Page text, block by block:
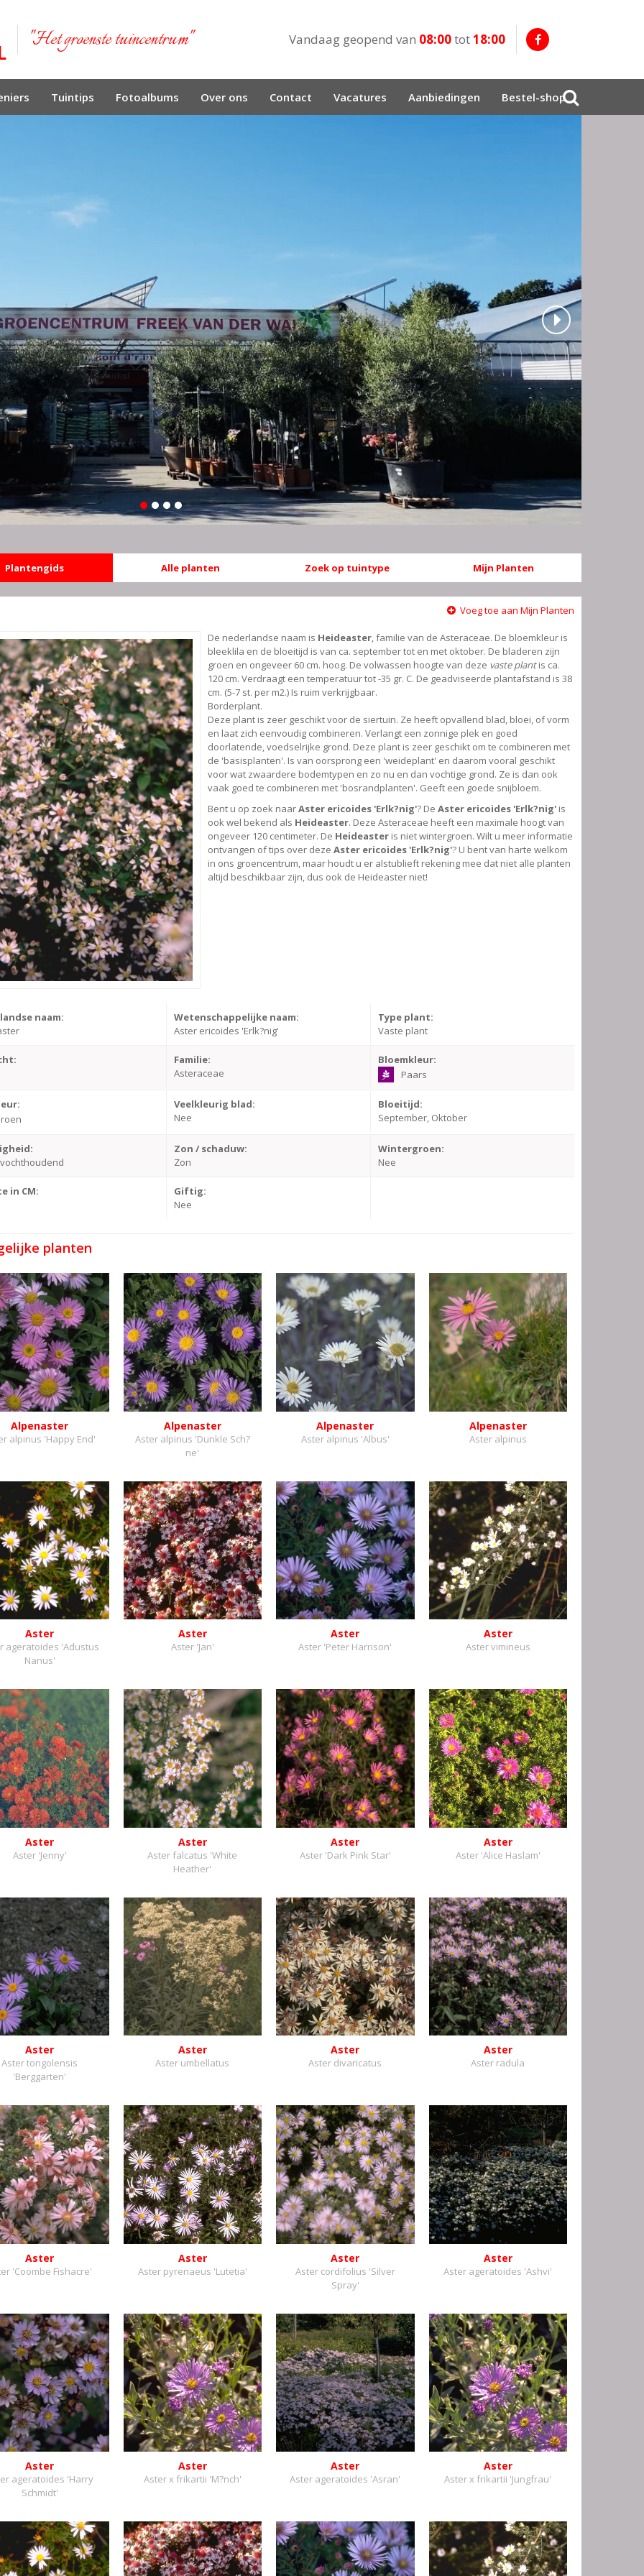
"Het groenste tuincentrum" Vandaag geopend van 08:00tot18:00
Tuintips Fotoalbums Over ons Contact Vacatures Aanbiedingen Bestel-shop
Plantengids Alle planten Zoek op tuintype Mijn Planten
Voeg toe aan Mijn Planten
De nederlandse naam is Heideaster, familie van de Asteraceae. De bloemkleur is
bleeklila en de bloeitijd is van ca. september tot en met oktober. De bladeren zijn
groen en ongeveer 60 cm. hoog. De volwassen hoogte van deze vaste plantis ca.
120 cm. Verdraagt een temperatuur tot -35 gr. C. De geadviseerde plantafstand is 38
cm. (5-7 st. per m2.) Is ruim verkrijgbaar.
Borderplant.
Deze plant is zeer geschikt voor de siertuin. Ze heeft opvallend blad, bloei, of vorm
en laat zich eenvoudig combineren. Verlangt een zonnige plek en goed
doorlatende, voedselrijke grond. Deze plant is zeer geschikt om te combineren met
de 'basisplanten'. Is van oorsprong een 'weideplant' en daarom vooral geschikt
voor wat zwaardere bodemtypen en zo nu en dan vochtige grond. Ze is dan ook
vaak goed te combineren met 'bosrandplanten'. Geeft een goede snijbloem.
Bent u op zoek naarAster ericoides 'Erlk?nig'? De Aster ericoides 'Erlk?nig' is
ook wel bekend als Heideaster. Deze Asteraceae heeft een maximale hoogt van
ongeveer 120 centimeter. De Heideaster is niet wintergroen. Wilt u meer informatie
ontvangen of tips over deze Aster ericoides 'Erlk?nig'? U bent van harte welkom
in ons groencentrum, maar houdt u er alstublieft rekening mee dat niet alle planten
altijd beschikbaar zijn, dus ook de Heideaster niet!
naam:
Wetenschappelijke naam:
Aster ericoides 'Erlk?nig'
Type plant:
Vaste plant
Familie:
Asteraceae
Bloemkleur:
Paars
Veelkleurig blad:
Nee
Bloeitijd:
September, Oktober
Zon / schaduw:
Zon
Wintergroen:
Nee
in CM:
Giftig:
Nee
planten
Alpenaster
alpinus 'Happy End'
Alpenaster
Aster alpinus 'Dunkle Sch?
ne'
Alpenaster
Aster alpinus 'Albus'
Alpenaster
Aster alpinus
Aster
ageratoides 'Adustus
Nanus'
Aster
Aster 'Jan'
Aster
Aster 'Peter Harrison'
Aster
Aster vimineus
Aster
Aster 'Jenny'
Aster
Aster falcatus 'White
Heather'
Aster
Aster 'Dark Pink Star'
Aster
Aster 'Alice Haslam'
Aster
Aster tongolensis
'Berggarten'
Aster
Aster umbellatus
Aster
Aster divaricatus
Aster
Aster radula
Aster
'Coombe Fishacre'
Aster
Aster pyrenaeus 'Lutetia'
Aster
Aster cordifolius 'Silver
Spray'
Aster
Aster ageratoides 'Ashvi'
Aster
ageratoides 'Harry
Schmidt'
Aster
Aster x frikartii 'M?nch'
Aster
Aster ageratoides 'Asran'
Aster
Aster x frikartii 'Jungfrau'